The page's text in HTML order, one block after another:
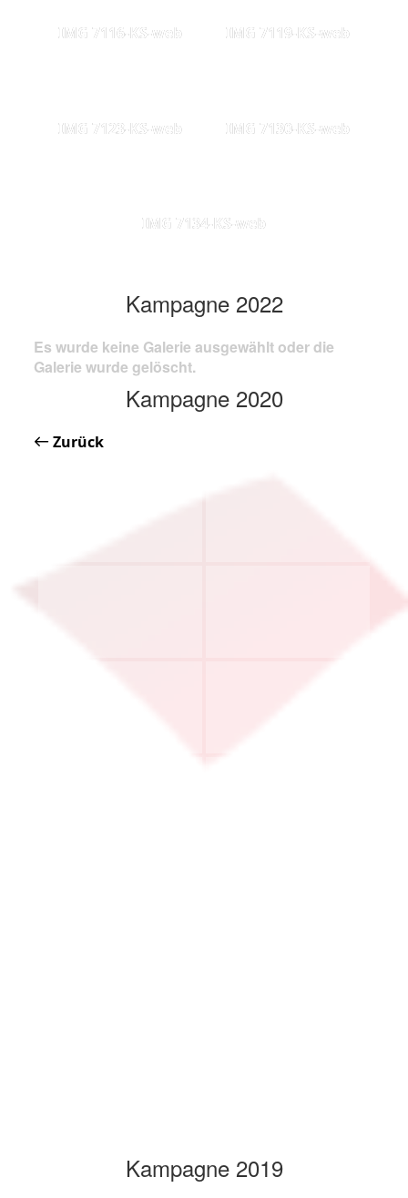
IMG 7116-KS-web IMG 7119-KS-web
IMG 7123-KS-web IMG 7130-KS-web
IMG 7134-KS-web
Kampagne 2022
Es wurde keine Galerie ausgewählt oder die
Galerie wurde gelöscht.
Kampagne 2020
Zurück
Kampagne 2019